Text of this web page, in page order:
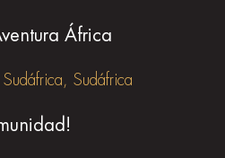
África
Sudáfrica